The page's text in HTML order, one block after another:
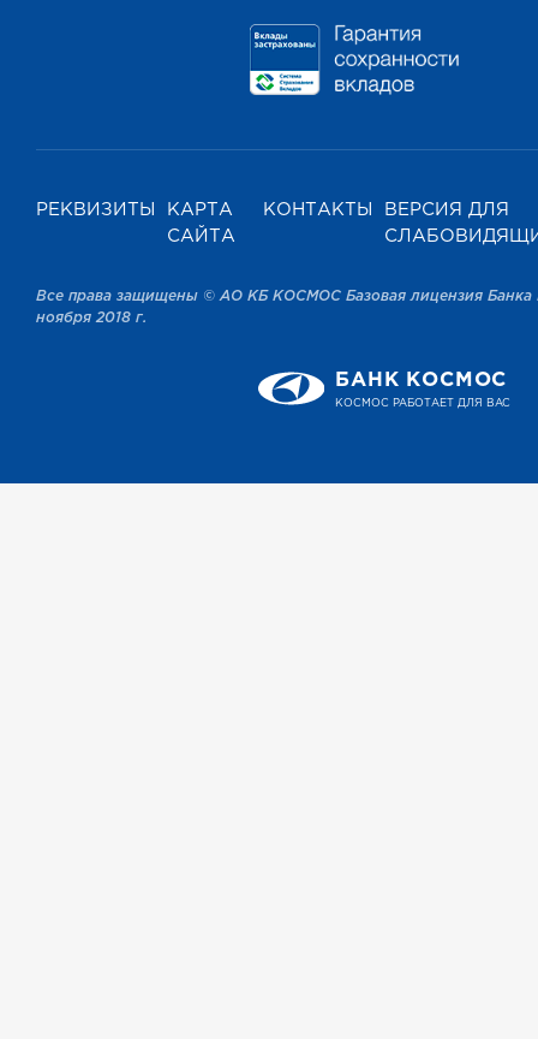
РЕКВИЗИТЫ
КАРТА
САЙТА
КОНТАКТЫ
ВЕРСИЯ ДЛЯ
Все права защищены © АО КБ КОСМОС Базовая лицензия Банка
ноября 2018 г.